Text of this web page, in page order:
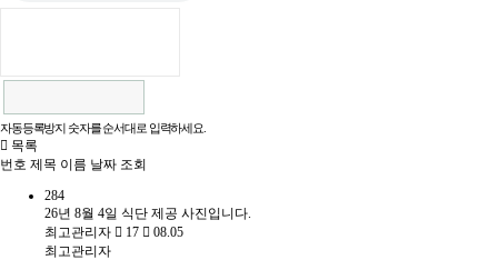
자동등록방지 숫자를 순서대로 입력하세요.
목록
번호 제목 이름 날짜 조회
284
26년 8월 4일 식단 제공 사진입니다.
최고관리자
17
08.05
최고관리자